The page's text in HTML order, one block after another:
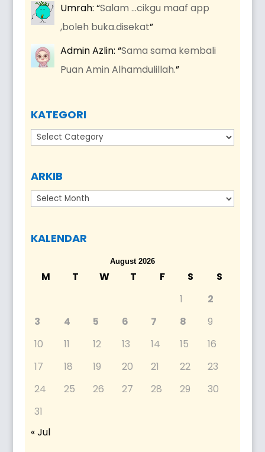
Umrah: “Salam …cikgu maaf app
,boleh buka.disekat”
Admin Azlin: “Sama sama kembali
Puan Amin Alhamdulillah.”
KATEGORI
Kategori
ARKIB
Arkib
KALENDAR
August 2026
M T W T F S
S
1
2
3
4 5 6 7 8
9
10
11 12 13 14 15
16
17
18 19 20 21 22
23
24
25 26 27 28 29
30
31
« Jul